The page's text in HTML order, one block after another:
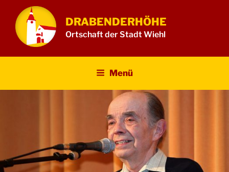
Inhalt
springen
DRABENDERHÖHE
Ortschaft der Stadt Wiehl
Menü